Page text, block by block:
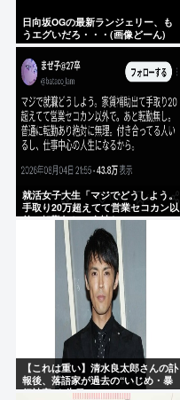
日向坂OGの最新ランジェリー、も
うエグいだろ・・・(画像どーん)
就活女子大生「マジでどうしよう。
手取り20万超えてて営業セコカン以
外で転勤無しの会社ない」
【これは重い】清水良太郎さんの訃
報後、落語家が過去の“いじめ・暴
行被害”を告発